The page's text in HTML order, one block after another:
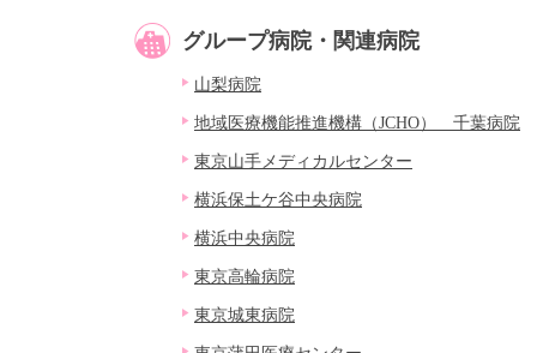
グループ病院・関連病院
山梨病院
地域医療機能推進機構（JCHO） 千葉病院
東京山手メディカルセンター
横浜保土ケ谷中央病院
横浜中央病院
東京高輪病院
東京城東病院